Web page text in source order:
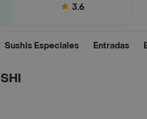
3.6
Sushis Especiales Entradas